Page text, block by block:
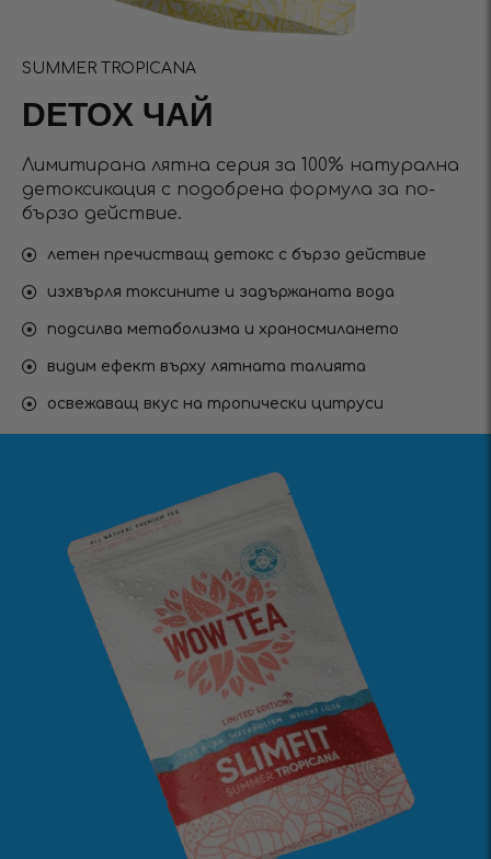
SUMMER TROPICANA
DETOX ЧАЙ
Лимитирана лятна серия за 100% натурална
детоксикация с подобрена формула за по-
бързо действие.
летен пречистващ детокс с бързо действие
изхвърля токсините и задържаната вода
подсилва метаболизма и храносмилането
видим ефект върху лятната талията
освежаващ вкус на тропически цитруси